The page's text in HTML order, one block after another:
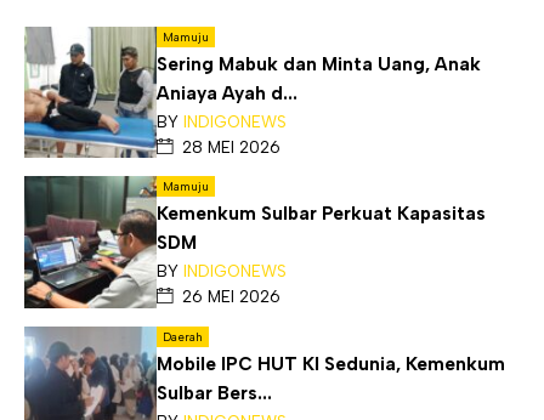
Mamuju
Sering Mabuk dan Minta Uang, Anak
Aniaya Ayah d...
BY INDIGONEWS
28 MEI 2026
Mamuju
Kemenkum Sulbar Perkuat Kapasitas
SDM
BY INDIGONEWS
26 MEI 2026
Daerah
Mobile IPC HUT KI Sedunia, Kemenkum
Sulbar Bers...